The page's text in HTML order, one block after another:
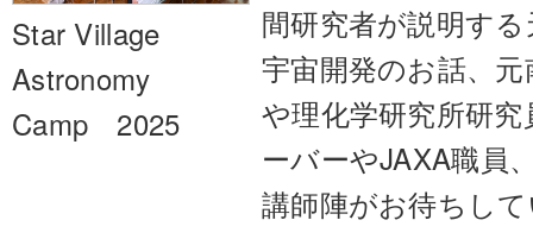
Star Village
Astronomy
Camp 2025
間研究者が説明す
宇宙開発のお話、
や理化学研究所研
ーバーやJAXA職員
講師陣がお待ちし